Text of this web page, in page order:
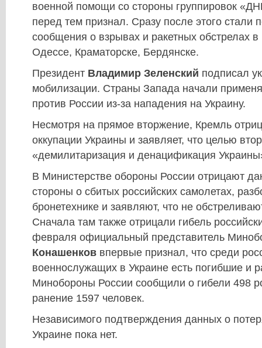
военной помощи со стороны группировок
перед тем признал. Сразу после этого стали
сообщения о взрывах и ракетных обстрелах
Одессе, Краматорске, Бердянске.
Президент Владимир Зеленский подписал
мобилизации. Страны Запада начали
против России из-за нападения на Украину.
Несмотря на прямое вторжение, Кремль
оккупации Украины и заявляет, что целью
«демилитаризация и денацификация
В Министерстве обороны России отрицают
стороны о сбитых российских самолетах,
бронетехнике и заявляют, что не
Сначала там также отрицали гибель
февраля официальный представитель
Конашенков впервые признал, что среди
военнослужащих в Украине есть погибшие и
Минобороны России сообщили о гибели 498
ранение 1597 человек.
Независимого подтверждения данных о
Украине пока нет.